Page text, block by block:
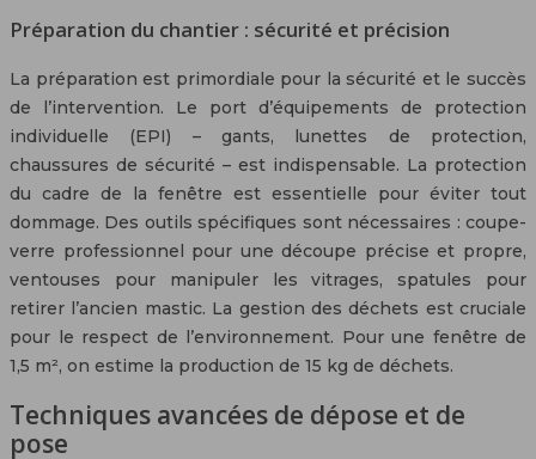
Préparation du chantier : sécurité et précision
La préparation est primordiale pour la sécurité et le succès
de l’intervention. Le port d’équipements de protection
individuelle (EPI) – gants, lunettes de protection,
chaussures de sécurité – est indispensable. La protection
du cadre de la fenêtre est essentielle pour éviter tout
dommage. Des outils spécifiques sont nécessaires : coupe-
verre professionnel pour une découpe précise et propre,
ventouses pour manipuler les vitrages, spatules pour
retirer l’ancien mastic. La gestion des déchets est cruciale
pour le respect de l’environnement. Pour une fenêtre de
1,5 m², on estime la production de 15 kg de déchets.
Techniques avancées de dépose et de
pose